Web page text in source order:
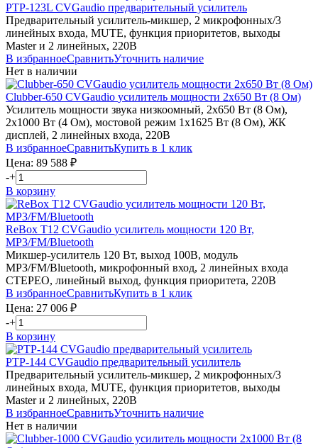
PTP-123L CVGaudio предварительный усилитель
Предварительный усилитель-микшер, 2 микрофонных/3
линейных входа, MUTE, функция приоритетов, выходы
Master и 2 линейных, 220В
В избранноеСравнитьУточнить наличие
Нет в наличии
Clubber-650 CVGaudio усилитель мощности 2х650 Вт (8 Ом)
Усилитель мощности звука низкоомный, 2х650 Вт (8 Ом),
2х1000 Вт (4 Ом), мостовой режим 1х1625 Вт (8 Ом), ЖК
дисплей, 2 линейных входа, 220В
В избранноеСравнитьКупить в 1 клик
Цена: 89 588 ₽
-+
В корзину
ReBox T12 CVGaudio усилитель мощности 120 Вт,
MP3/FM/Bluetooth
Микшер-усилитель 120 Вт, выход 100В, модуль
MP3/FM/Bluetooth, микрофонный вход, 2 линейных входа
СТЕРЕО, линейный выход, функция приоритета, 220В
В избранноеСравнитьКупить в 1 клик
Цена: 27 006 ₽
-+
В корзину
PTP-144 CVGaudio предварительный усилитель
Предварительный усилитель-микшер, 2 микрофонных/3
линейных входа, MUTE, функция приоритетов, выходы
Master и 2 линейных, 220В
В избранноеСравнитьУточнить наличие
Нет в наличии